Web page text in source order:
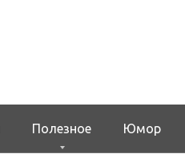
Полезное Юмор